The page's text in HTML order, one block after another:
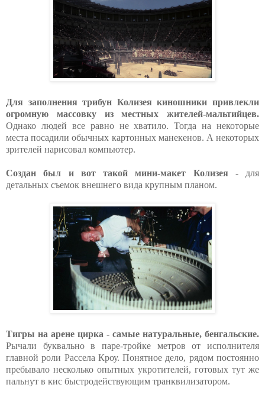
Для заполнения трибун Колизея киношники привлекли
огромную массовку из местных жителей-мальтийцев.
Однако людей все равно не хватило. Тогда на некоторые
места посадили обычных картонных манекенов. А некоторых
зрителей нарисовал компьютер.
Создан был и вот такой мини-макет Колизея - для
детальных съемок внешнего вида крупным планом.
Тигры на арене цирка - самые натуральные, бенгальские.
Рычали буквально в паре-тройке метров от исполнителя
главной роли Рассела Кроу. Понятное дело, рядом постоянно
пребывало несколько опытных укротителей, готовых тут же
пальнут в кис быстродействующим транквилизатором.